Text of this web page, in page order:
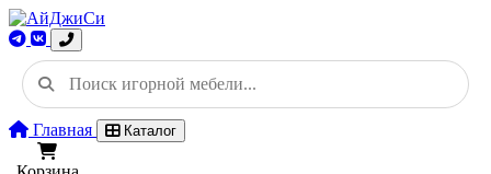
Главная Каталог